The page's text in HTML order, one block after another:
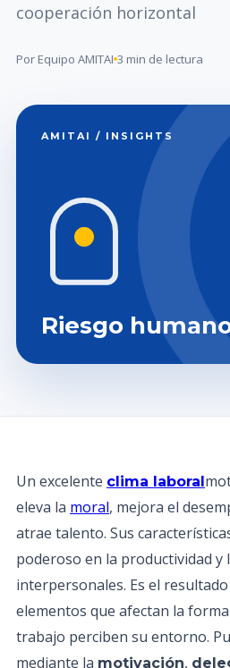
cooperación horizontal
Por Equipo AMITAI 3 min de lectura
AMITAI / INSIGHTS
Riesgo
Un excelente clima laboral
eleva la moral, mejora el
atrae talento. Sus
poderoso en la productividad y
interpersonales. Es el
elementos que afectan la
trabajo perciben su entorno.
mediante la motivación,